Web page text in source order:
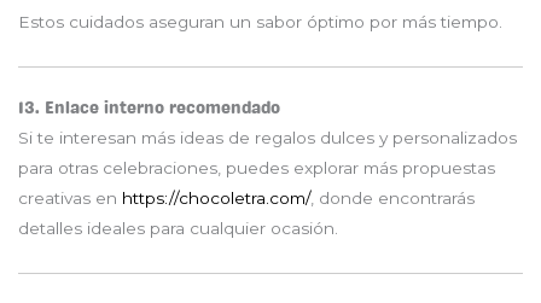
Estos cuidados aseguran un sabor óptimo por más tiempo.
13. Enlace interno recomendado
Si te interesan más ideas de regalos dulces y personalizados
para otras celebraciones, puedes explorar más propuestas
creativas en https://chocoletra.com/, donde encontrarás
detalles ideales para cualquier ocasión.